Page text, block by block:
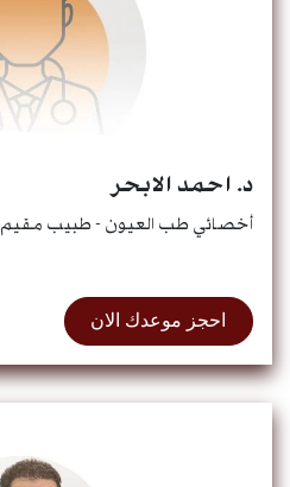
د. احمد الابحر
أخصائي طب العيون - طبيب مقيم
احجز موعدك الان